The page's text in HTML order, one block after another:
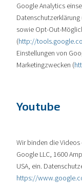
Google Analytics
Datenschutzerklärung
sowie Opt-Out-
(http://
Einstellungen von
Marketingzwecken (
Youtube
Wir binden die
Google LLC, 1600
USA, ein.
https://